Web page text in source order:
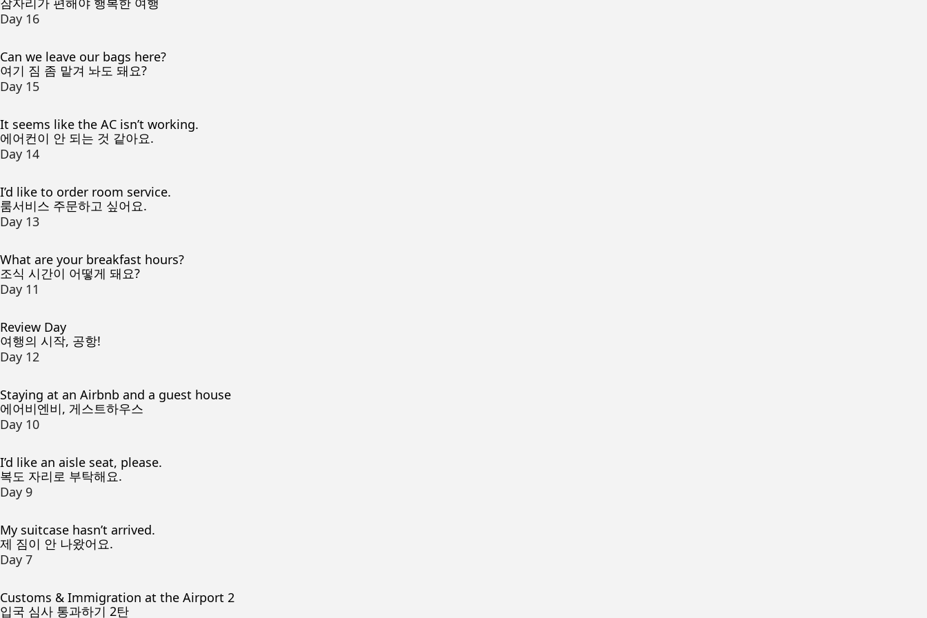
Day 16
Can we leave our bags here?
여기 짐 좀 맡겨 놔도 돼요?
Day 15
It seems like the AC isn’t working.
에어컨이 안 되는 것 같아요.
Day 14
I’d like to order room service.
룸서비스 주문하고 싶어요.
Day 13
What are your breakfast hours?
조식 시간이 어떻게 돼요?
Day 11
Review Day
여행의 시작, 공항!
Day 12
Staying at an Airbnb and a guest house
에어비엔비, 게스트하우스
Day 10
I’d like an aisle seat, please.
복도 자리로 부탁해요.
Day 9
My suitcase hasn’t arrived.
제 짐이 안 나왔어요.
Day 7
Customs & Immigration at the Airport 2
입국 심사 통과하기 2탄